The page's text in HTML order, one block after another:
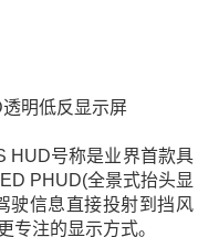
明低反显示屏
HUD号称是业界首款具
PHUD(全景式抬头显
驶信息直接投射到挡风
专注的显示方式。